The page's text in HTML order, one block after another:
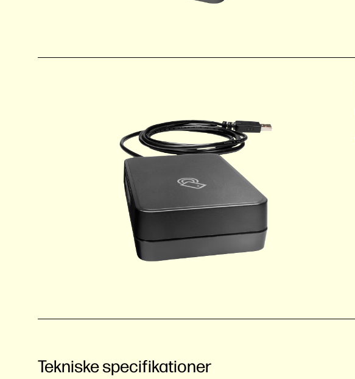
Tekniske specifikationer